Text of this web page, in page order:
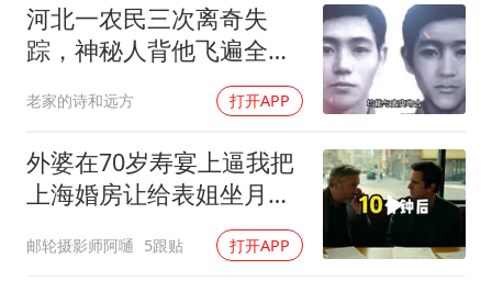
河北一农民三次离奇失
踪，神秘人背他飞遍全中
国，幕后真相是什么
老家的诗和远方 打开APP
外婆在70岁寿宴上逼我把
上海婚房让给表姐坐月
子，我说行转问舅舅
邮轮摄影师阿嗵 5跟贴 打开APP